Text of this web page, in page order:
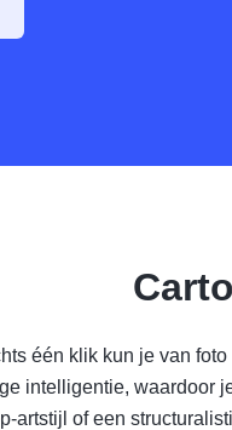
één klik kun je van
intelligentie, waardoor
artstijl of een